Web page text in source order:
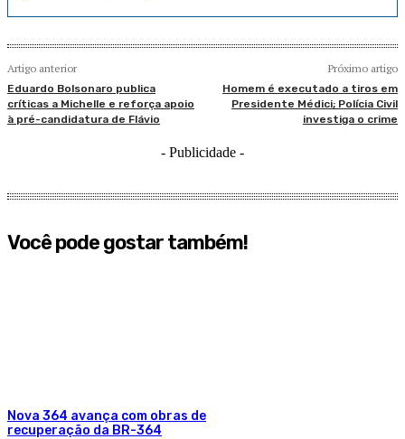
Artigo anterior
Eduardo Bolsonaro publica
críticas a Michelle e reforça apoio
à pré-candidatura de Flávio
Próximo artigo
Homem é executado a tiros em
Presidente Médici; Polícia Civil
investiga o crime
- Publicidade -
Você pode gostar também!
​Nova 364 avança com obras de
recuperação da BR-364​